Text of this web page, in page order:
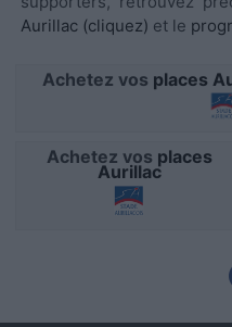
functionality and fraud
user protection.
Aurillac (cliquez) et le
Achetez vos places
Achetez vos places
Aurillac